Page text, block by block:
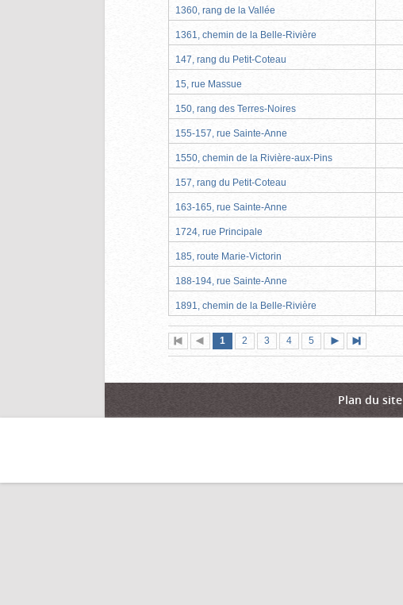
1360, rang de la Vallée
1361, chemin de la Belle-Rivière
147, rang du Petit-Coteau
15, rue Massue
150, rang des Terres-Noires
155-157, rue Sainte-Anne
1550, chemin de la Rivière-aux-Pins
157, rang du Petit-Coteau
163-165, rue Sainte-Anne
1724, rue Principale
185, route Marie-Victorin
188-194, rue Sainte-Anne
1891, chemin de la Belle-Rivière
Première
page
Page
précédente
Page
1 (page
actuelle)
Page
2 Page
3 Page
4 Page
5
suivante
page
Plan du site